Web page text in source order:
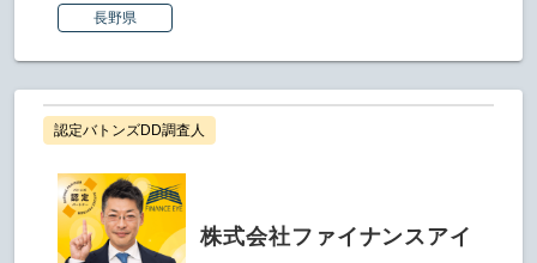
長野県
認定バトンズDD調査人
株式会社ファイナンスアイ